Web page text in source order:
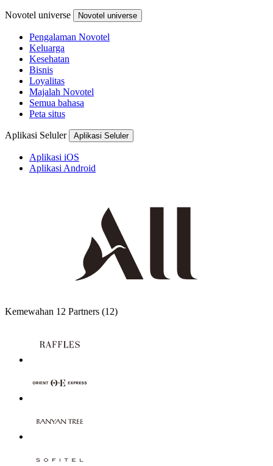
Novotel universe Novotel universe
Pengalaman Novotel
Keluarga
Kesehatan
Bisnis
Loyalitas
Majalah Novotel
Semua bahasa
Peta situs
Aplikasi Seluler Aplikasi Seluler
Aplikasi iOS
Aplikasi Android
Kemewahan 12 Partners (12)